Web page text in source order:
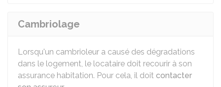
Cambriolage
Lorsqu'un cambrioleur a causé des dégradations
dans le logement, le locataire doit recourir à son
assurance habitation. Pour cela, il doit contacter